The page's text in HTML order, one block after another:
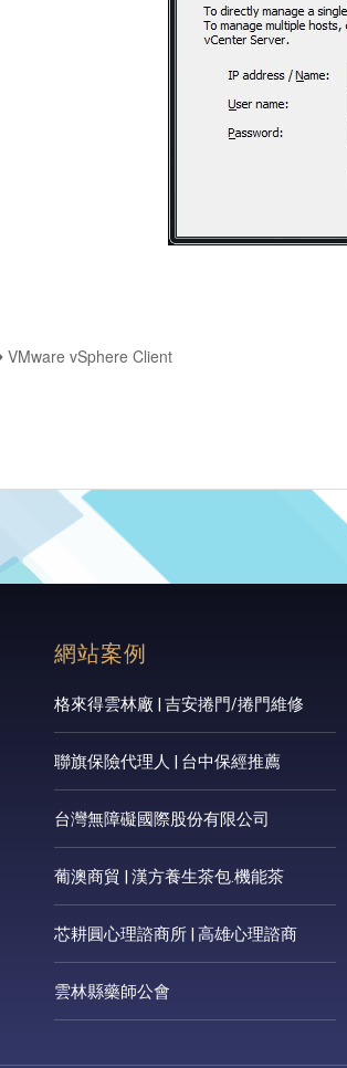
VMware vSphere Client
網站案例
格來得雲林廠 | 吉安捲門/捲門維修
聯旗保險代理人 | 台中保經推薦
台灣無障礙國際股份有限公司
葡澳商貿 | 漢方養生茶包.機能茶
芯耕圓心理諮商所 | 高雄心理諮商
雲林縣藥師公會